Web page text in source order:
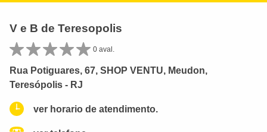
V e B de Teresopolis
0 aval.
Rua Potiguares, 67, SHOP VENTU, Meudon,
Teresópolis - RJ
ver horario de atendimento.